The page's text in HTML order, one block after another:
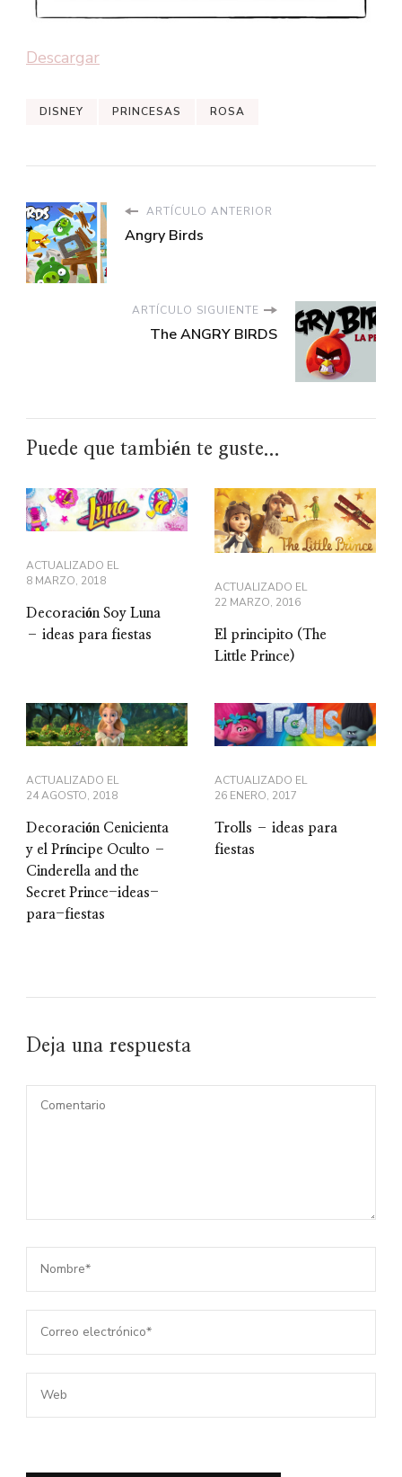
Descargar
DISNEY PRINCESAS ROSA
ARTÍCULO ANTERIOR
Angry Birds
ARTÍCULO SIGUIENTE
The ANGRY BIRDS
Puede que también te guste...
ACTUALIZADO EL
8 MARZO, 2018
Decoración Soy Luna
– ideas para fiestas
ACTUALIZADO EL
22 MARZO, 2016
El principito (The
Little Prince)
ACTUALIZADO EL
24 AGOSTO, 2018
Decoración Cenicienta
y el Príncipe Oculto –
Cinderella and the
Secret Prince-ideas-
para-fiestas
ACTUALIZADO EL
26 ENERO, 2017
Trolls – ideas para
fiestas
Deja una respuesta